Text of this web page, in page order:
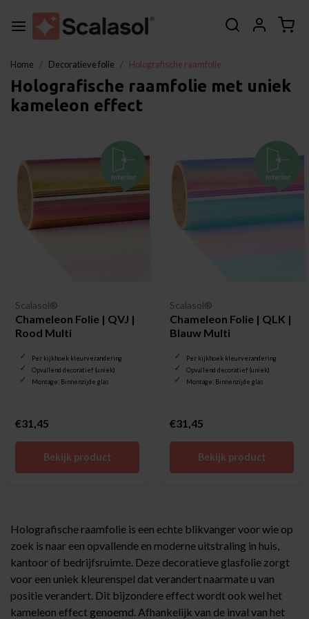
Home Decoratieve folie Holografische raamfolie
Holografische raamfolie met uniek
kameleon effect
Scalasol®
Chameleon Folie | QVJ |
Rood Multi
Per kijkhoek kleurverandering
Opvallend decoratief (uniek)
Montage: Binnenzijde glas
€31,45
Bekijk product
Scalasol®
Chameleon Folie | QLK |
Blauw Multi
Per kijkhoek kleurverandering
Opvallend decoratief (uniek)
Montage: Binnenzijde glas
€31,45
Bekijk product
Holografische raamfolie is een echte blikvanger voor wie op
zoek is naar een opvallende en moderne uitstraling in huis,
kantoor of bedrijfsruimte. Deze decoratieve glasfolie zorgt
voor een uniek kleurenspel dat verandert naarmate u van
positie verandert. Dit bijzondere effect wordt ook wel het
kameleon effect genoemd. Afhankelijk van de inval van het